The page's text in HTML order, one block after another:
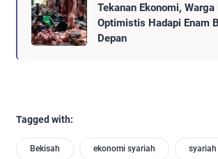
Tekanan Ekonomi,
Optimistis Hadapi Enam
Depan
Tagged with:
Bekisah ekonomi syariah syariah